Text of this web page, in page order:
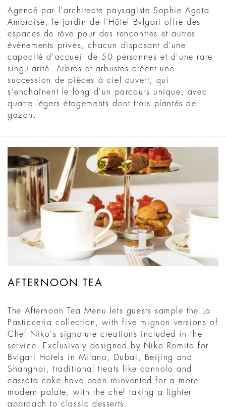
Agencé par l'architecte paysagiste Sophie Agata
Ambroise, le jardin de l'Hôtel Bvlgari offre des
espaces de rêve pour des rencontres et autres
événements privés, chacun disposant d'une
capacité d'accueil de 50 personnes et d'une rare
singularité. Arbres et arbustes créent une
succession de pièces à ciel ouvert, qui
s'enchaînent le long d'un parcours unique, avec
quatre légers étagements dont trois plantés de
gazon.
AFTERNOON TEA
The Afternoon Tea Menu lets guests sample the La
Pasticceria collection, with five mignon versions of
Chef Niko's signature creations included in the
service. Exclusively designed by Niko Romito for
Bvlgari Hotels in Milano, Dubai, Beijing and
Shanghai, traditional treats like cannolo and
cassata cake have been reinvented for a more
modern palate, with the chef taking a lighter
approach to classic desserts.